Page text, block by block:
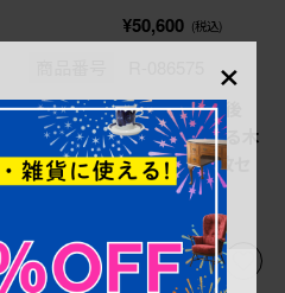
¥50,600 (税込)
ヴィンテージ建具 昭和後
期 秋田杉 温かみのある木
味が魅力の雪見障子戸4枚セ
ット (R-086575)
奥行：30㎜
高さ：1,795㎜
×